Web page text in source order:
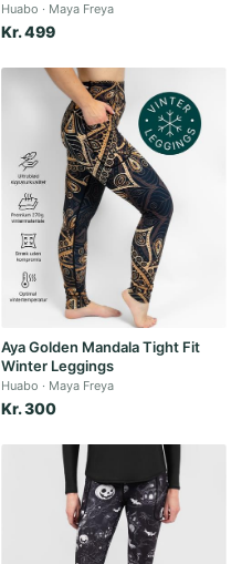
Huabo Maya Freya
Kr. 499
Aya Golden Mandala Tight Fit
Winter Leggings
Huabo Maya Freya
Kr. 300